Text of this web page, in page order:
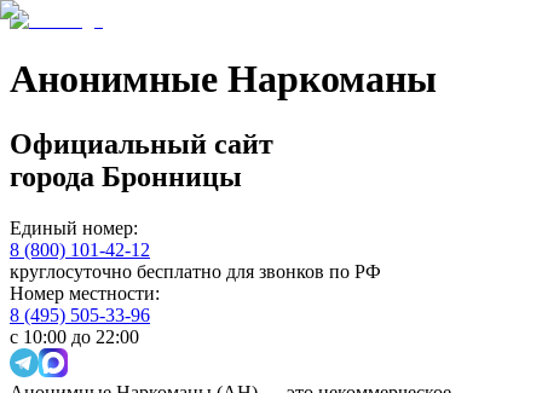
Анонимные Наркоманы
Официальный сайт
города Бронницы
Единый номер:
8 (800) 101-42-12
круглосуточно бесплатно для звонков по РФ
Номер местности:
8 (495) 505-33-96
с 10:00 до 22:00